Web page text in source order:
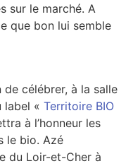
sur le marché. A
que bon lui semble
de célébrer, à la salle
label « Territoire BIO
à l’honneur les
le bio. Azé
du Loir-et-Cher à